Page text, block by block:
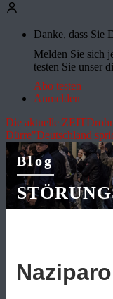
Danke, dass Sie
Melden Sie sich
testen Sie unser
Abo testen
Anmelden
Die aktuelle ZEIT
Dürre"Deutschland
Blog